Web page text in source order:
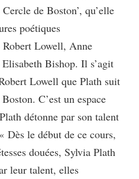
de Boston’, qu’elle
poétiques
Robert Lowell, Anne
Bishop. Il s’agit
Lowell que Plath suit
C’est un espace
détonne par son talent
Dès le début de ce cours,
douées, Sylvia Plath
leur talent, elles